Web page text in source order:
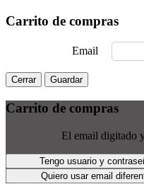
Carrito de compras
Email
Cerrar Guardar
Carrito de compras
El email digitado
Tengo usuario y
Quiero usar email